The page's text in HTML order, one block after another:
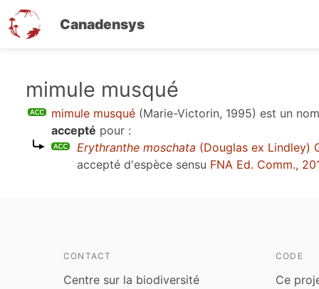
Canadensys
contenu
mimule musqué
mimule musqué (Marie-Victorin, 1995) est un
accepté pour :
Erythranthe moschata (Douglas ex Lindley)
accepté d'espèce sensu FNA Ed. Comm.,
CONTACT
Centre sur la biodiversité
CODE
Ce